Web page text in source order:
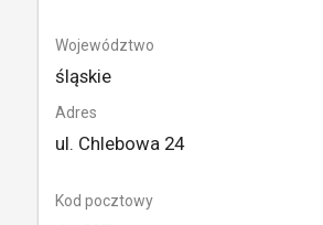
Województwo
śląskie
Adres
ul. Chlebowa 24
Kod pocztowy